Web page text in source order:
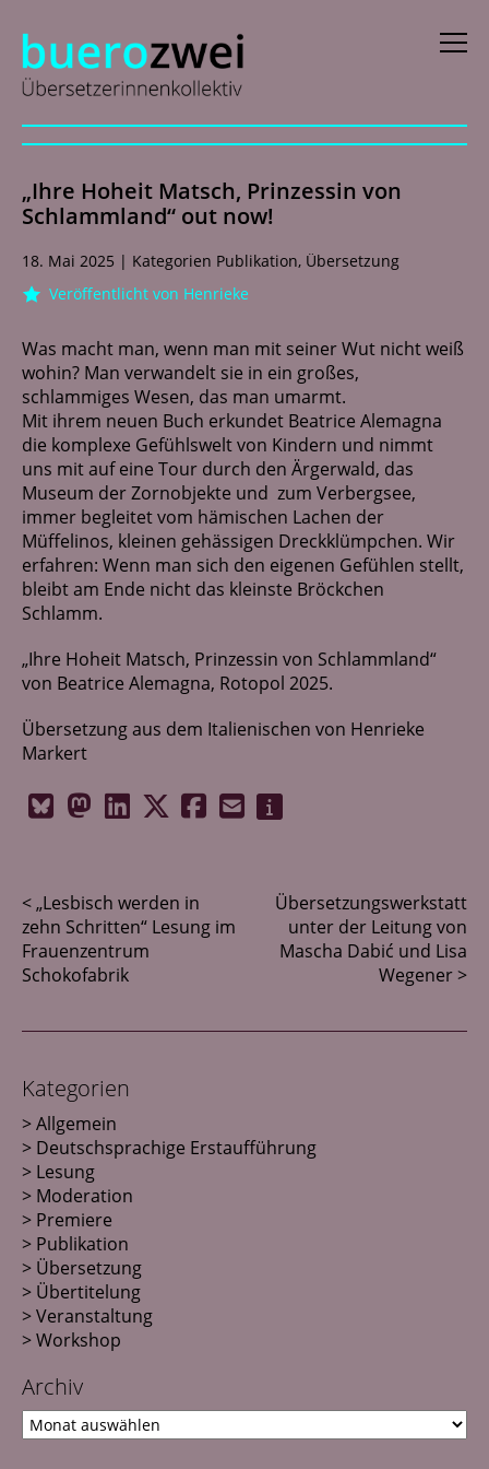
English
rançais
italiano
Nederlands
Profile
Aktuelles
Netzwerk
Kontakt
„Ihre Hoheit Matsch, Prinzessin von
Schlammland“ out now!
18. Mai 2025 | Kategorien Publikation, Übersetzung
Veröffentlicht von Henrieke
Was macht man, wenn man mit seiner Wut nicht weiß
wohin? Man verwandelt sie in ein großes,
schlammiges Wesen, das man umarmt.
Mit ihrem neuen Buch erkundet Beatrice Alemagna
die komplexe Gefühlswelt von Kindern und nimmt
uns mit auf eine Tour durch den Ärgerwald, das
Museum der Zornobjekte und zum Verbergsee,
immer begleitet vom hämischen Lachen der
Müffelinos, kleinen gehässigen Dreckklümpchen. Wir
erfahren: Wenn man sich den eigenen Gefühlen stellt,
bleibt am Ende nicht das kleinste Bröckchen
Schlamm.
„Ihre Hoheit Matsch, Prinzessin von Schlammland“
von Beatrice Alemagna, Rotopol 2025.
Übersetzung aus dem Italienischen von Henrieke
Markert
< „Lesbisch werden in
zehn Schritten“ Lesung im
Frauenzentrum
Schokofabrik
Übersetzungswerkstatt
unter der Leitung von
Mascha Dabić und Lisa
Wegener >
Kategorien
Allgemein
Deutschsprachige Erstaufführung
Lesung
Moderation
Premiere
Publikation
Übersetzung
Übertitelung
Veranstaltung
Workshop
Archiv